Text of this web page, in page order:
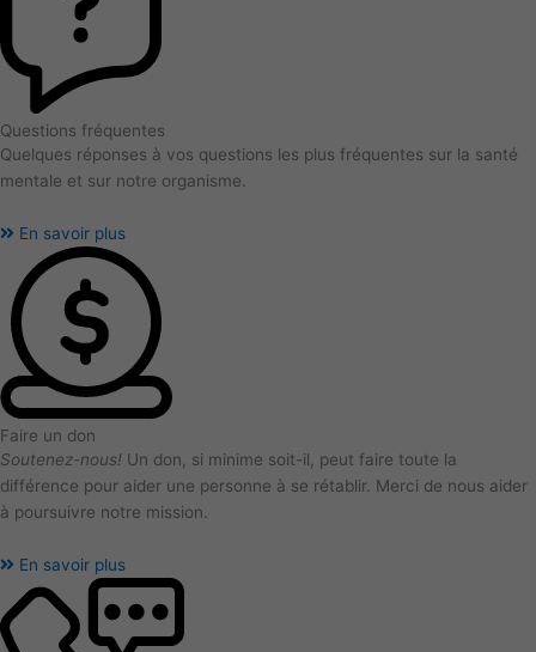
Questions fréquentes
Quelques réponses à vos questions les plus fréquentes sur la santé
mentale et sur notre organisme.
En savoir plus
Faire un don
Soutenez-nous! Un don, si minime soit-il, peut faire toute la
différence pour aider une personne à se rétablir. Merci de nous aider
à poursuivre notre mission.
En savoir plus